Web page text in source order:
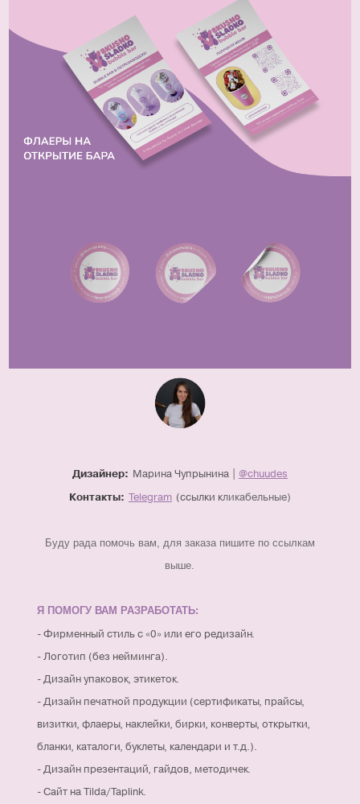
Дизайнер: Марина Чупрынина | @chuudes
Контакты: Telegram (ссылки кликабельные)
Буду рада помочь вам, для заказа пишите по ссылкам
выше.
Я ПОМОГУ ВАМ РАЗРАБОТАТЬ:
- Фирменный стиль с «0» или его редизайн.
- Логотип (без нейминга).
- Дизайн упаковок, этикеток.
- Дизайн печатной продукции (сертификаты, прайсы,
визитки, флаеры, наклейки, бирки, конверты, открытки,
бланки, каталоги, буклеты, календари и т.д.).
- Дизайн презентаций, гайдов, методичек.
- Сайт на Tilda/Taplink.